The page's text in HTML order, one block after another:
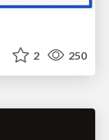
2 250